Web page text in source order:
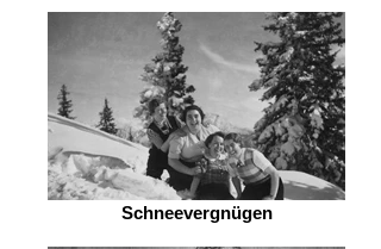
Schneevergnügen